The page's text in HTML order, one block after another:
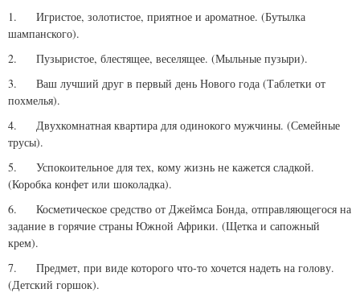
1. Игристое, золотистое, приятное и ароматное. (Бутылка
шампанского).
2. Пузыристое, блестящее, веселящее. (Мыльные пузыри).
3. Ваш лучший друг в первый день Нового года (Таблетки от
похмелья).
4. Двухкомнатная квартира для одинокого мужчины. (Семейные
трусы).
5. Успокоительное для тех, кому жизнь не кажется сладкой.
(Коробка конфет или шоколадка).
6. Косметическое средство от Джеймса Бонда, отправляющегося на
задание в горячие страны Южной Африки. (Щетка и сапожный
крем).
7. Предмет, при виде которого что-то хочется надеть на голову.
(Детский горшок).